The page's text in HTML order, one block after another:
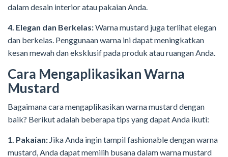
dalam desain interior atau pakaian Anda.
4. Elegan dan Berkelas:Warna mustard juga terlihat elegan
dan berkelas. Penggunaan warna ini dapat meningkatkan
kesan mewah dan eksklusif pada produk atau ruangan Anda.
Cara Mengaplikasikan Warna
Mustard
Bagaimana cara mengaplikasikan warna mustard dengan
baik? Berikut adalah beberapa tips yang dapat Anda ikuti:
1. Pakaian: Jika Anda ingin tampil fashionable dengan warna
mustard, Anda dapat memilih busana dalam warna mustard